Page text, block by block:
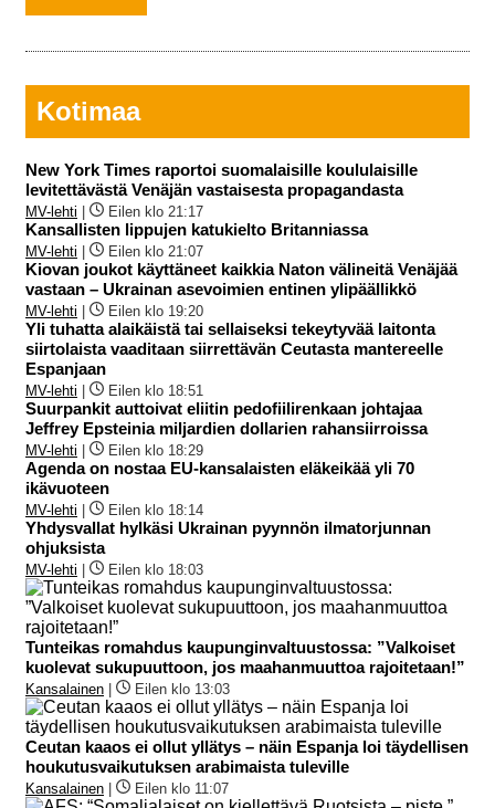
Kotimaa
New York Times raportoi suomalaisille koululaisille
levitettävästä Venäjän vastaisesta propagandasta
MV-lehti Eilen klo 21:17
Kansallisten lippujen katukielto Britanniassa
MV-lehti Eilen klo 21:07
Kiovan joukot käyttäneet kaikkia Naton välineitä Venäjää
vastaan – Ukrainan asevoimien entinen ylipäällikkö
MV-lehti Eilen klo 19:20
Yli tuhatta alaikäistä tai sellaiseksi tekeytyvää laitonta
siirtolaista vaaditaan siirrettävän Ceutasta mantereelle
Espanjaan
MV-lehti Eilen klo 18:51
Suurpankit auttoivat eliitin pedofiilirenkaan johtajaa
Jeffrey Epsteinia miljardien dollarien rahansiirroissa
MV-lehti Eilen klo 18:29
Agenda on nostaa EU-kansalaisten eläkeikää yli 70
ikävuoteen
MV-lehti Eilen klo 18:14
Yhdysvallat hylkäsi Ukrainan pyynnön ilmatorjunnan
ohjuksista
MV-lehti Eilen klo 18:03
Tunteikas romahdus kaupunginvaltuustossa: ”Valkoiset
kuolevat sukupuuttoon, jos maahanmuuttoa rajoitetaan!”
Kansalainen Eilen klo 13:03
Ceutan kaaos ei ollut yllätys – näin Espanja loi täydellisen
houkutusvaikutuksen arabimaista tuleville
Kansalainen Eilen klo 11:07